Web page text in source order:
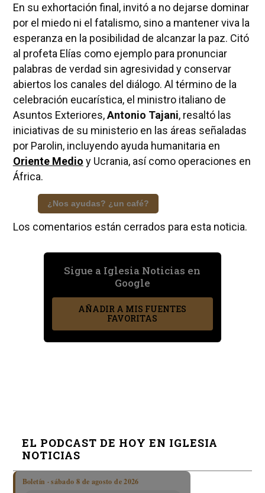
En su exhortación final, invitó a no dejarse dominar
por el miedo ni el fatalismo, sino a mantener viva la
esperanza en la posibilidad de alcanzar la paz. Citó
al profeta Elías como ejemplo para pronunciar
palabras de verdad sin agresividad y conservar
abiertos los canales del diálogo. Al término de la
celebración eucarística, el ministro italiano de
Asuntos Exteriores,Antonio Tajani, resaltó las
iniciativas de su ministerio en las áreas señaladas
por Parolin, incluyendo ayuda humanitaria en
Oriente Medio y Ucrania, así como operaciones en
África.
¿Nos ayudas? ¿un café?
Los comentarios están cerrados para esta noticia.
Sigue a Iglesia Noticias en
Google
AÑADIR A MIS FUENTES
FAVORITAS
EL PODCAST DE HOY EN IGLESIA
NOTICIAS
Boletín · sábado 8 de agosto de 2026